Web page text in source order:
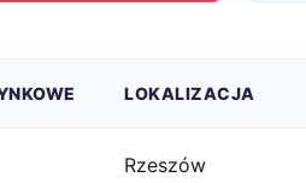
LOKALIZACJA
Rzeszów